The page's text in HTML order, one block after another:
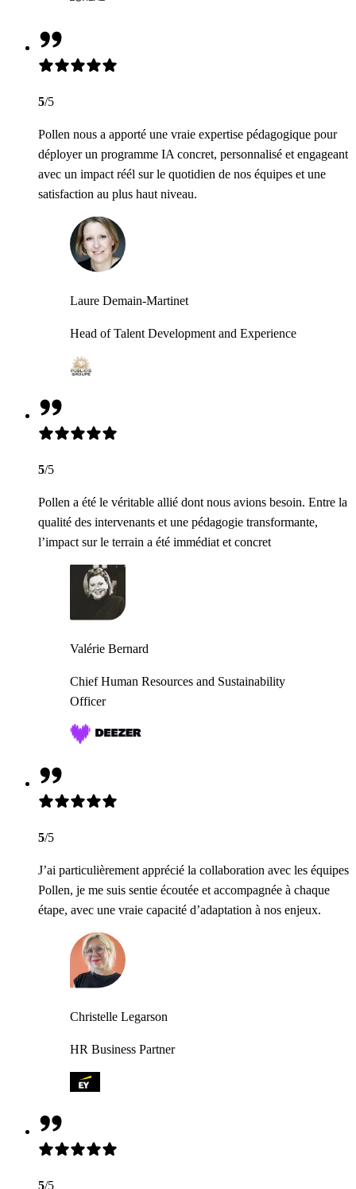
5/5
Pollen nous a apporté une vraie expertise pédagogique pour
déployer un programme IA concret, personnalisé et engageant
avec un impact réél sur le quotidien de nos équipes et une
satisfaction au plus haut niveau.
Laure Demain-Martinet
Head of Talent Development and Experience
5/5
Pollen a été le véritable allié dont nous avions besoin. Entre la
qualité des intervenants et une pédagogie transformante,
l’impact sur le terrain a été immédiat et concret
Valérie Bernard
Chief Human Resources and Sustainability
Officer
5/5
J’ai particulièrement apprécié la collaboration avec les équipes
Pollen, je me suis sentie écoutée et accompagnée à chaque
étape, avec une vraie capacité d’adaptation à nos enjeux.
Christelle Legarson
HR Business Partner
5/5